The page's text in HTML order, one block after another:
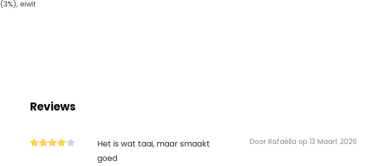
(3%), eiwit
Reviews
Het is wat taai, maar smaakt
goed
Door Rafaëlla op 13 Maart 2026